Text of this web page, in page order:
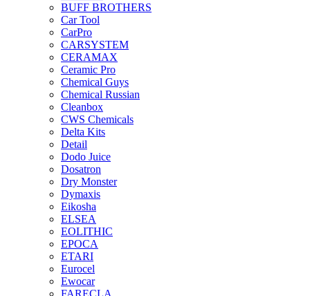
BUFF BROTHERS
Car Tool
CarPro
CARSYSTEM
CERAMAX
Ceramic Pro
Chemical Guys
Chemical Russian
Cleanbox
CWS Chemicals
Delta Kits
Detail
Dodo Juice
Dosatron
Dry Monster
Dymaxis
Eikosha
ELSEA
EOLITHIC
EPOCA
ETARI
Eurocel
Ewocar
FARECLA